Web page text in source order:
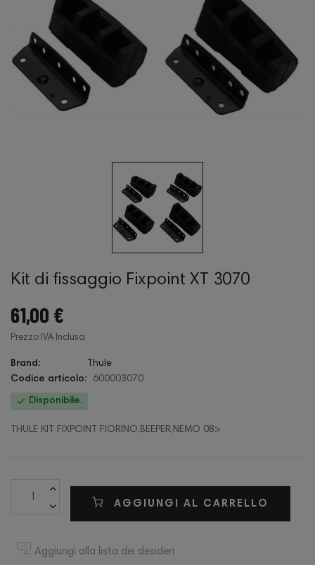
Kit di fissaggio Fixpoint XT 3070
61,00 €
Prezzo IVA Inclusa
Brand:
Thule
Codice articolo:
600003070
 Disponibile.
THULE KIT FIXPOINT FIORINO,BEEPER,NEMO 08>
AGGIUNGI AL CARRELLO
Aggiungi alla lista dei desideri